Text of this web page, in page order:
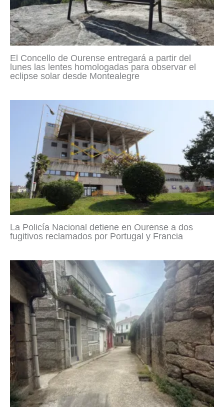
El Concello de Ourense entregará a partir del
lunes las lentes homologadas para observar el
eclipse solar desde Montealegre
La Policía Nacional detiene en Ourense a dos
fugitivos reclamados por Portugal y Francia